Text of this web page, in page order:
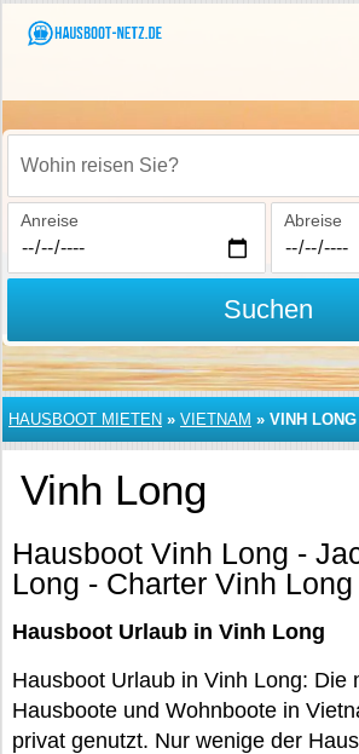
Wohin reisen Sie?
Anreise Abreise
Suchen
HAUSBOOT MIETEN » VIETNAM » VINH LONG
Vinh Long
Hausboot Vinh Long -
Long - Charter Vinh Long
Hausboot Urlaub in Vinh Long
Hausboot Urlaub in Vinh Long: Die
Hausboote und Wohnboote in
privat genutzt. Nur wenige der